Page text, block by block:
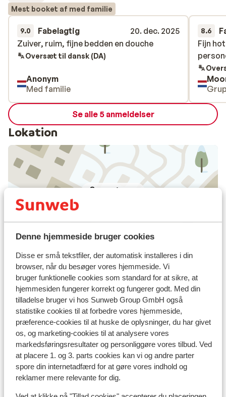
Denne hjemmeside bruger cookies
Disse er små tekstfiler, der automatisk installeres i din
browser, når du besøger vores hjemmeside. Vi
bruger funktionelle cookies som standard for at sikre, at
hjemmesiden fungerer korrekt og fungerer godt. Med din
tilladelse bruger vi hos Sunweb Group GmbH også
statistike cookies til at forbedre vores hjemmeside,
præference-cookies til at huske de oplysninger, du har givet
os, og marketing-cookies til at analysere vores
markedsføringsresultater og personliggøre vores tilbud. Ved
at placere 1. og 3. parts cookies kan vi og andre parter
spore din internetadfærd for at gøre vores indhold og
reklamer mere relevante for dig.
Mest booket af med familie
9.0 Fabelagtig
20. dec. 2025
Zuiver, ruim, fijne bedden en douche
Zuiver, ruim, fijne bedden en douche
Oversæt til dansk (DA)
Anonym
Med familie
8.6
Fijn
Fijn
Se alle 5 anmeldelser
Lokation
Se på kort
I området
I centrum
Afstand til lufthavn innsbruck: ca. 90 kilometer
Afstand til togstation st. johann: ca. 15 kilometer
Afstand til busstoppested ca. 100 meter
Afstand til langrendsløjpe ca. 200 meter
Skibus lige fra hotellet
Afstand til skilift ca. 500 meter: votterstattlift:
ca. 500 meter
Liftkort/skileje/undervisning